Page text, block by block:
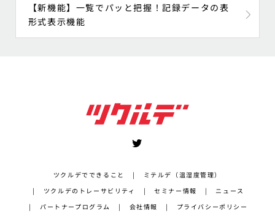
【新機能】一覧でパッと把握！記録データの表
形式表示機能
ツクルデでできること
ミテルデ（温湿度管理）
ツクルデのトレーサビリティ
セミナー情報
ニュース
パートナープログラム
会社情報 プライバシーポリシー